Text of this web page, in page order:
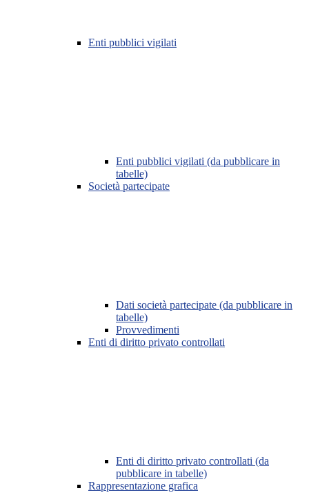
Enti pubblici vigilati
Enti pubblici vigilati (da pubblicare in
tabelle)
Società partecipate
Dati società partecipate (da pubblicare in
tabelle)
Provvedimenti
Enti di diritto privato controllati
Enti di diritto privato controllati (da
pubblicare in tabelle)
Rappresentazione grafica